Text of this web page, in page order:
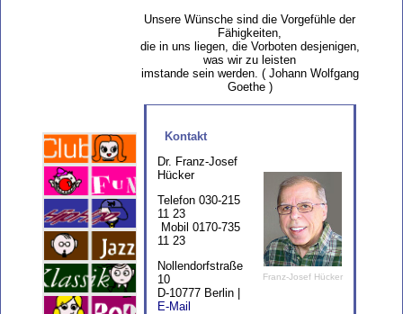
Unsere Wünsche sind die Vorgefühle der
Fähigkeiten,
die in uns liegen, die Vorboten desjenigen,
was wir zu leisten
imstande sein werden. ( Johann Wolfgang
Goethe )
Kontakt
Dr. Franz-Josef
Hücker
Telefon 030-215
11 23
Mobil 0170-735
11 23
Nollendorfstraße
10
D-10777 Berlin |
E-Mail
Franz-Josef Hücker